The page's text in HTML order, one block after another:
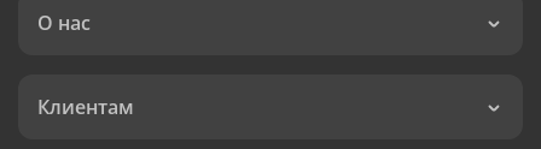
О нас
Клиентам